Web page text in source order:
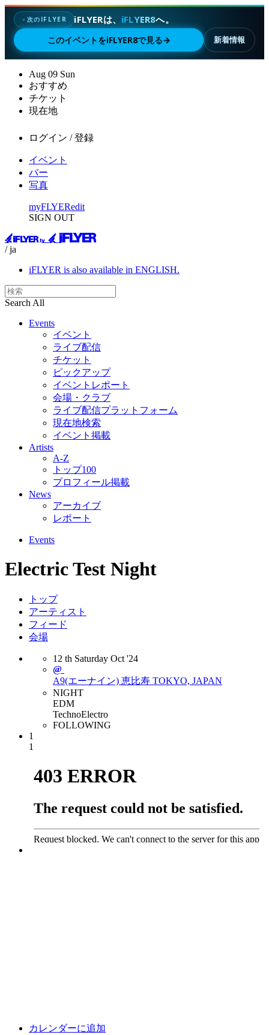
✦ 次のIFLYER iFLYERは、 iFLYER8へ。
このイベントをiFLYER8で見る→ 新着情報
Aug 09 Sun
おすすめ
チケット
現在地
ログイン / 登録
イベント
バー
写真
myFLYERedit
SIGN OUT
/ ja
iFLYER is also available in ENGLISH.
Search All
Events
イベント
ライブ配信
チケット
ピックアップ
イベントレポート
会場・クラブ
ライブ配信プラットフォーム
現在地検索
イベント掲載
Artists
A-Z
トップ100
プロフィール掲載
News
アーカイブ
レポート
Events
Electric Test Night
トップ
アーティスト
フィード
会場
12 th Saturday Oct '24
@
A9(エーナイン) 恵比寿 TOKYO, JAPAN
NIGHT
EDM
TechnoElectro
FOLLOWING
1
1
カレンダーに追加